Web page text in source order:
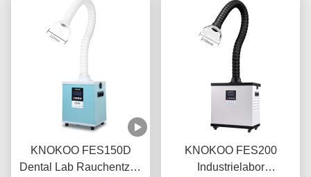
KNOKOO FES150D
Dental Lab Rauchentzug
KNOKOO FES200
Industrielabor